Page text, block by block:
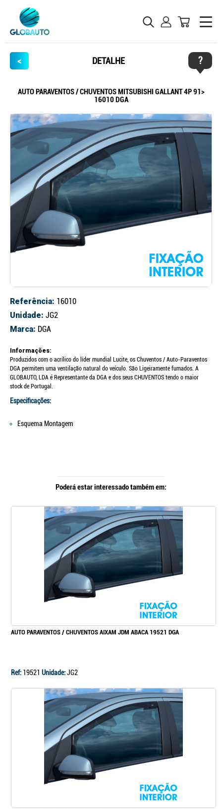
< DETALHE ?
AUTO PARAVENTOS / CHUVENTOS MITSUBISHI GALLANT 4P 91>
16010 DGA
Referência: 16010
Unidade: JG2
Marca: DGA
Informações:
Produzidos com o acrílico do líder mundial Lucite, os Chuventos / Auto-Paraventos
DGA permitem uma ventilação natural do veículo. São Ligeiramente fumados. A
GLOBAUTO, LDA é Representante da DGA e dos seus CHUVENTOS tendo o maior
stock de Portugal.
Especificações:
Esquema Montagem
Poderá estar interessado também em:
AUTO PARAVENTOS / CHUVENTOS AIXAM JDM ABACA 19521 DGA
Ref: 19521 Unidade:JG2